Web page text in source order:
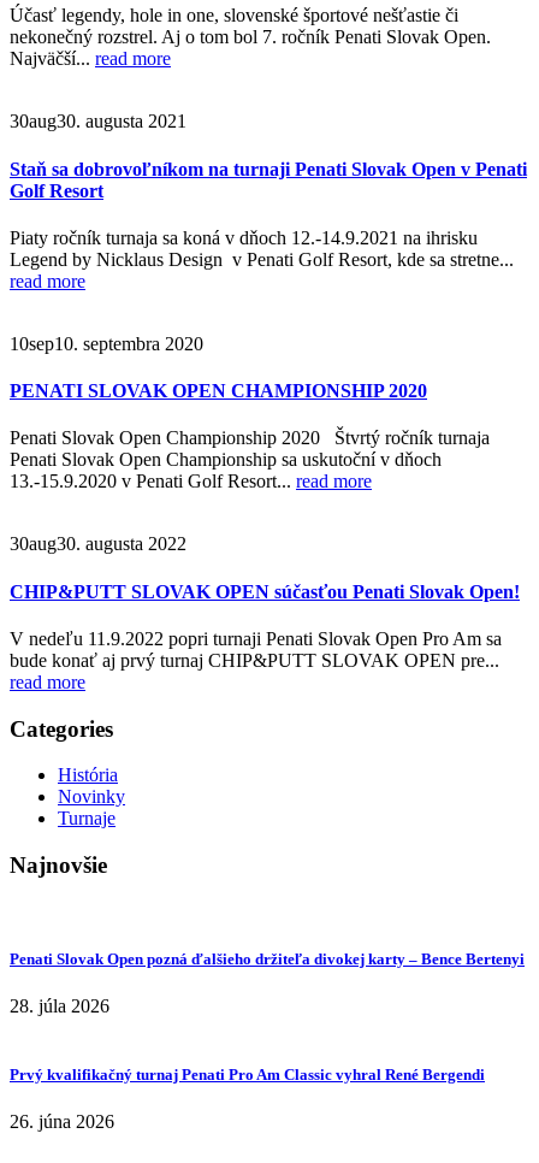
Účasť legendy, hole in one, slovenské športové nešťastie či
nekonečný rozstrel. Aj o tom bol 7. ročník Penati Slovak Open.
Najväčší... read more
30aug30. augusta 2021
Staň sa dobrovoľníkom na turnaji Penati Slovak Open v Penati
Golf Resort
Piaty ročník turnaja sa koná v dňoch 12.-14.9.2021 na ihrisku
Legend by Nicklaus Design v Penati Golf Resort, kde sa stretne...
read more
10sep10. septembra 2020
PENATI SLOVAK OPEN CHAMPIONSHIP 2020
Penati Slovak Open Championship 2020 Štvrtý ročník turnaja
Penati Slovak Open Championship sa uskutoční v dňoch
13.-15.9.2020 v Penati Golf Resort... read more
30aug30. augusta 2022
CHIP&PUTT SLOVAK OPEN súčasťou Penati Slovak Open!
V nedeľu 11.9.2022 popri turnaji Penati Slovak Open Pro Am sa
bude konať aj prvý turnaj CHIP&PUTT SLOVAK OPEN pre...
read more
Categories
História
Novinky
Turnaje
Najnovšie
Penati Slovak Open pozná ďalšieho držiteľa divokej karty – Bence Bertenyi
28. júla 2026
Prvý kvalifikačný turnaj Penati Pro Am Classic vyhral René Bergendi
26. júna 2026